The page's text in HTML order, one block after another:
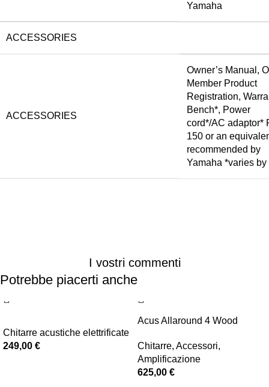
Yamaha
ACCESSORIES
ACCESSORIES
Owner’s Manual,
Member Product
Registration,
Bench*, Power
cord*/AC adaptor*
150 or an
recommended by
Yamaha *varies by
I vostri commenti
Potrebbe piacerti anche
Chitarre acustiche elettrificate
249,00 €
Acus Allaround 4 Wood
Chitarre, Accessori,
Amplificazione
625,00 €